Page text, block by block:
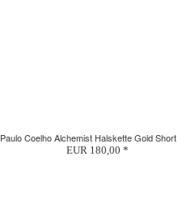
Paulo Coelho Alchemist Halskette Gold Short
EUR 180,00 *